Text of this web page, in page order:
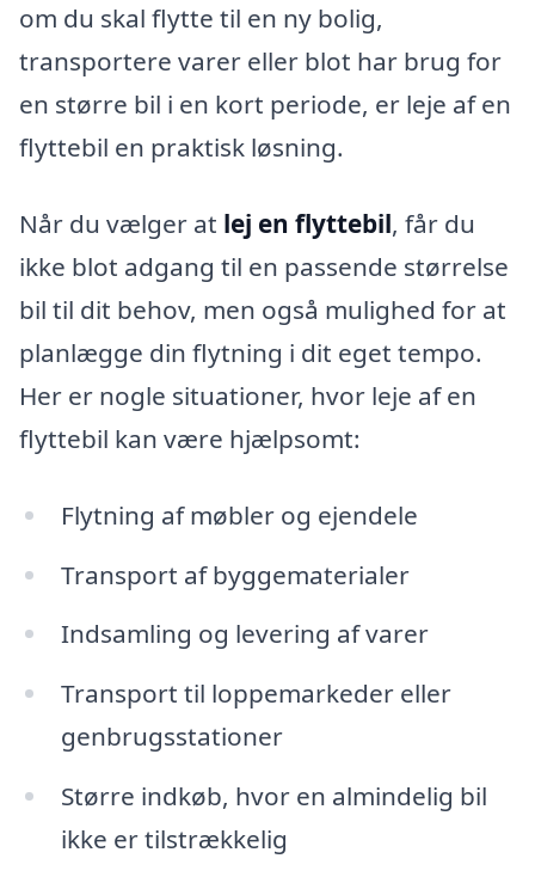
om du skal flytte til en ny bolig,
transportere varer eller blot har brug for
en større bil i en kort periode, er leje af en
flyttebil en praktisk løsning.
Når du vælger at lej en flyttebil, får du
ikke blot adgang til en passende størrelse
bil til dit behov, men også mulighed for at
planlægge din flytning i dit eget tempo.
Her er nogle situationer, hvor leje af en
flyttebil kan være hjælpsomt:
Flytning af møbler og ejendele
Transport af byggematerialer
Indsamling og levering af varer
Transport til loppemarkeder eller
genbrugsstationer
Større indkøb, hvor en almindelig bil
ikke er tilstrækkelig